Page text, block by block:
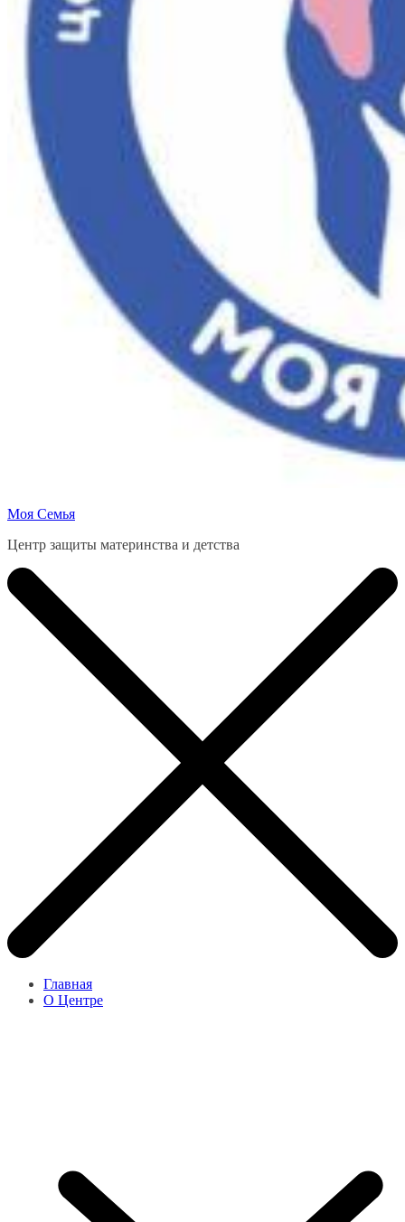
Моя Семья
Центр защиты материнства и детства
Главная
О Центре